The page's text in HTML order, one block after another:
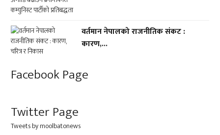
वर्तमान नेपालको राजनीतिक संकट :
कारण,...
Facebook Page
Twitter Page
Tweets by moolbatonews